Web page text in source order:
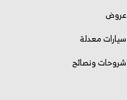
عروض
سيارات معدلة
شروحات ونصائح